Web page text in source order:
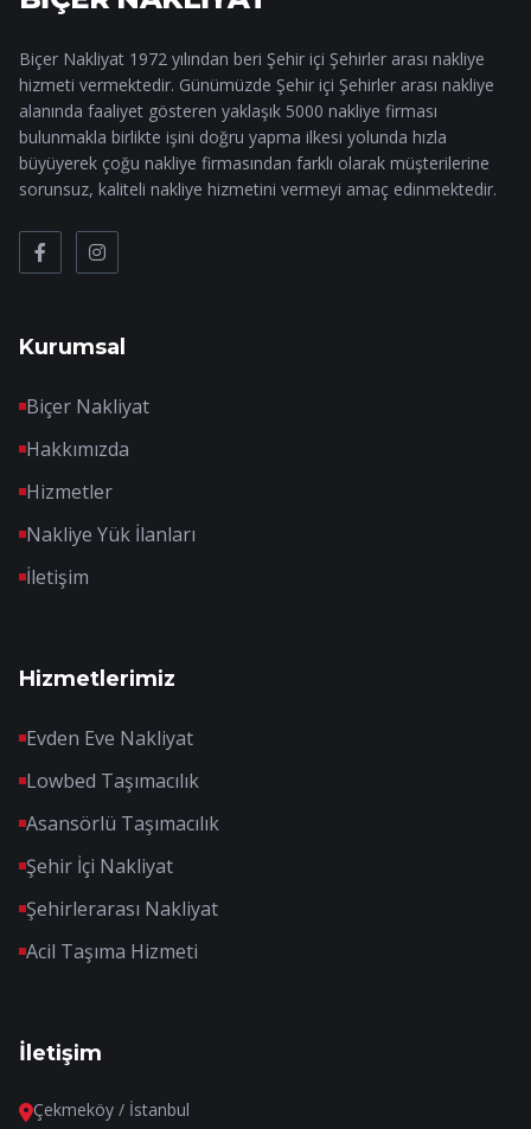
Biçer Nakliyat 1972 yılından beri Şehir içi Şehirler arası nakliye
hizmeti vermektedir. Günümüzde Şehir içi Şehirler arası nakliye
alanında faaliyet gösteren yaklaşık 5000 nakliye firması
bulunmakla birlikte işini doğru yapma ilkesi yolunda hızla
büyüyerek çoğu nakliye firmasından farklı olarak müşterilerine
sorunsuz, kaliteli nakliye hizmetini vermeyi amaç edinmektedir.
Kurumsal
Biçer Nakliyat
Hakkımızda
Hizmetler
Nakliye Yük İlanları
İletişim
Hizmetlerimiz
Evden Eve Nakliyat
Lowbed Taşımacılık
Asansörlü Taşımacılık
Şehir İçi Nakliyat
Şehirlerarası Nakliyat
Acil Taşıma Hizmeti
İletişim
Çekmeköy / İstanbul